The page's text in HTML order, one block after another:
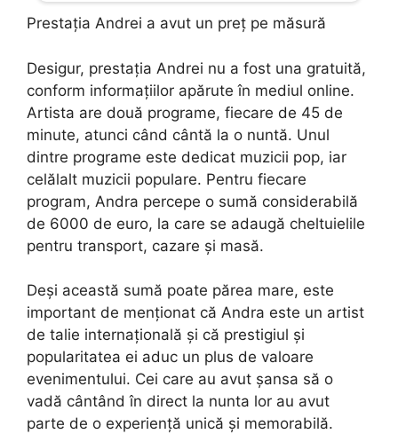
Prestația Andrei a avut un preț pe măsură
Desigur, prestația Andrei nu a fost una gratuită,
conform informațiilor apărute în mediul online.
Artista are două programe, fiecare de 45 de
minute, atunci când cântă la o nuntă. Unul
dintre programe este dedicat muzicii pop, iar
celălalt muzicii populare. Pentru fiecare
program, Andra percepe o sumă considerabilă
de 6000 de euro, la care se adaugă cheltuielile
pentru transport, cazare și masă.
Deși această sumă poate părea mare, este
important de menționat că Andra este un artist
de talie internațională și că prestigiul și
popularitatea ei aduc un plus de valoare
evenimentului. Cei care au avut șansa să o
vadă cântând în direct la nunta lor au avut
parte de o experiență unică și memorabilă.